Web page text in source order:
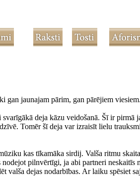
gan jaunajam pārim, gan pārējiem
deja kāzu veidošanā. Šī ir
Tomēr šī deja var izraisīt lielu
kas tīkamāka sirdij. Valša ritmu
nodejot pilnvērtīgi, ja abi partneri
valša dejas nodarbības. Ar laiku spēsiet